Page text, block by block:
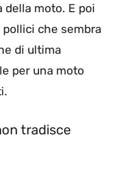
della moto. E poi
pollici che sembra
di ultima
per una moto
tradisce